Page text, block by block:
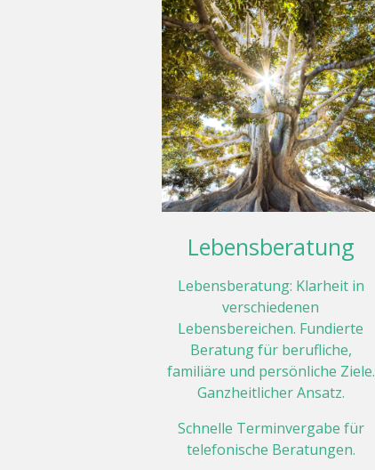
Lebensberatung
Lebensberatung: Klarheit in
verschiedenen
Lebensbereichen. Fundierte
Beratung für berufliche,
familiäre und persönliche Ziele.
Ganzheitlicher Ansatz.
Schnelle Terminvergabe für
telefonische Beratungen.